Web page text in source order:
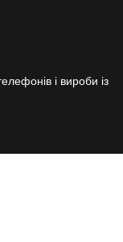
і вироби із